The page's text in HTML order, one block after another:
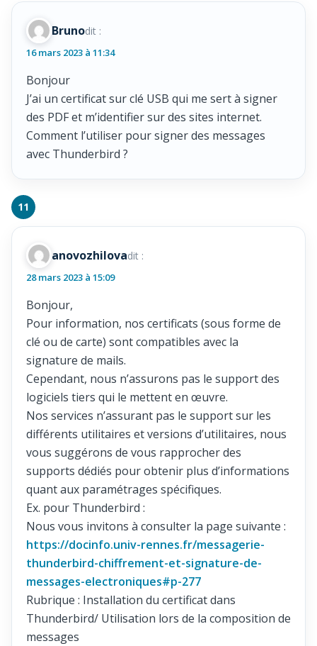
Brunodit :
16 mars 2023 à 11:34
Bonjour
J’ai un certificat sur clé USB qui me sert à signer
des PDF et m’identifier sur des sites internet.
Comment l’utiliser pour signer des messages
avec Thunderbird ?
anovozhilovadit :
28 mars 2023 à 15:09
Bonjour,
Pour information, nos certificats (sous forme de
clé ou de carte) sont compatibles avec la
signature de mails.
Cependant, nous n’assurons pas le support des
logiciels tiers qui le mettent en œuvre.
Nos services n’assurant pas le support sur les
différents utilitaires et versions d’utilitaires, nous
vous suggérons de vous rapprocher des
supports dédiés pour obtenir plus d’informations
quant aux paramétrages spécifiques.
Ex. pour Thunderbird :
Nous vous invitons à consulter la page suivante :
https://docinfo.univ-rennes.fr/messagerie-
thunderbird-chiffrement-et-signature-de-
messages-electroniques#p-277
Rubrique : Installation du certificat dans
Thunderbird/ Utilisation lors de la composition de
messages